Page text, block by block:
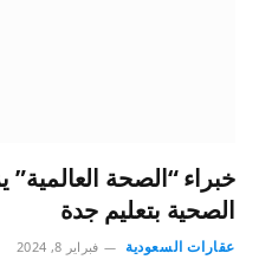
خبراء “الصحة
الصحية بتعليم جدة
عقارات السعودية فبراير 8, 2024